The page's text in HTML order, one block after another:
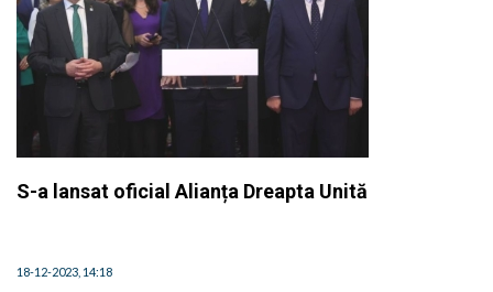
S-a lansat oficial Alianța Dreapta Unită
18-12-2023, 14:18